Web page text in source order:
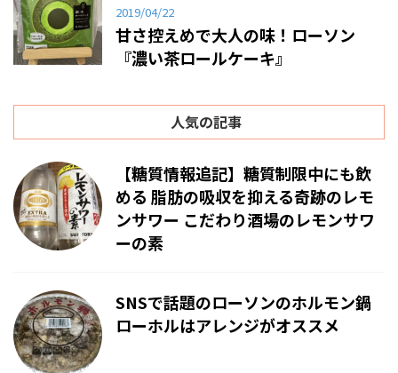
2019/04/22
甘さ控えめで大人の味！ローソン
『濃い茶ロールケーキ』
人気の記事
【糖質情報追記】糖質制限中にも飲
める 脂肪の吸収を抑える奇跡のレモ
ンサワー こだわり酒場のレモンサワ
ーの素
SNSで話題のローソンのホルモン鍋
ローホルはアレンジがオススメ